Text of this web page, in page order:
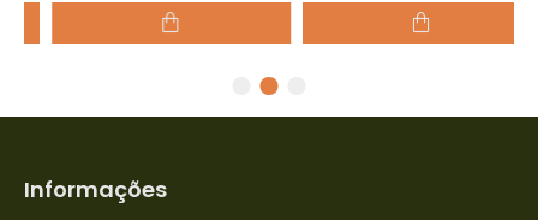
Informações